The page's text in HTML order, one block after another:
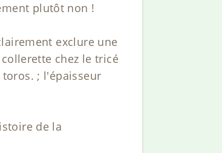
plutôt non !
exclure une
chez le tricé
; l'épaisseur
de la